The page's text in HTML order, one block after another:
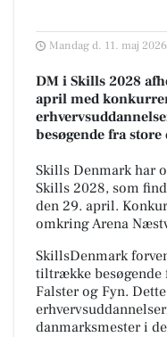
Mandag d. 11. maj
DM i Skills 2028
april med
besøgende fra store
Skills Denmark har
Skills 2028, som
den 29. april.
omkring Arena
SkillsDenmark
tiltrække
Falster og Fyn.
danmarksmester i